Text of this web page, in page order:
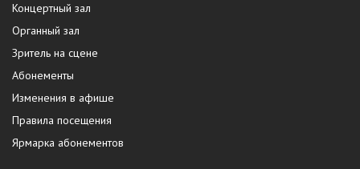
Концертный зал
Органный зал
Зритель на сцене
Абонементы
Изменения в афише
Правила посещения
Ярмарка абонементов